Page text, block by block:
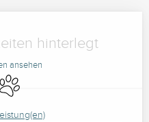
hinterlegt
ansehen
Tiere erlaubt